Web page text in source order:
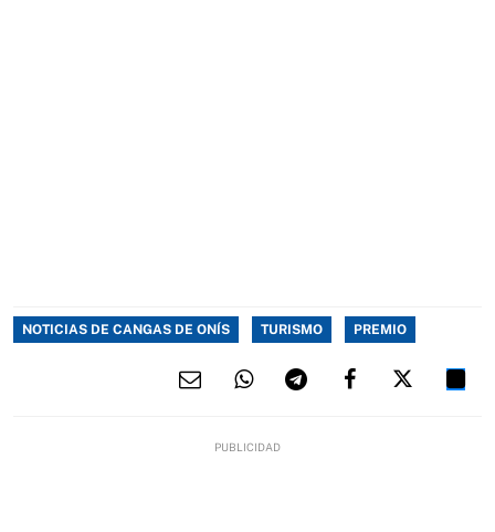
NOTICIAS DE CANGAS DE ONÍS TURISMO PREMIO